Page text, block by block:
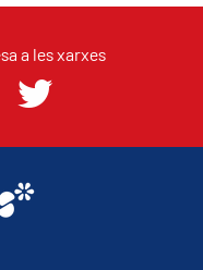
a les xarxes